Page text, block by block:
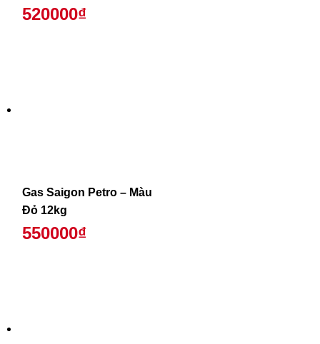
520000₫
Gas Saigon Petro – Màu
Đỏ 12kg
550000₫